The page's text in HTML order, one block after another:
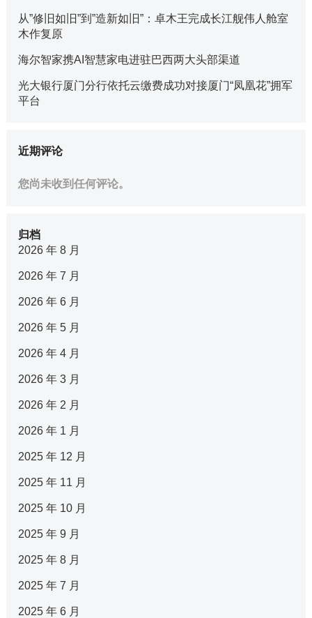
从”修旧如旧”到”造新如旧”：卓木王完成长江舰伟人舱室
木作复原
海尔智家携AI智慧家电进驻巴西两大头部渠道
光大银行厦门分行依托云缴费成功对接厦门“凤凰花”拥军
平台
近期评论
您尚未收到任何评论。
归档
2026 年 8 月
2026 年 7 月
2026 年 6 月
2026 年 5 月
2026 年 4 月
2026 年 3 月
2026 年 2 月
2026 年 1 月
2025 年 12 月
2025 年 11 月
2025 年 10 月
2025 年 9 月
2025 年 8 月
2025 年 7 月
2025 年 6 月